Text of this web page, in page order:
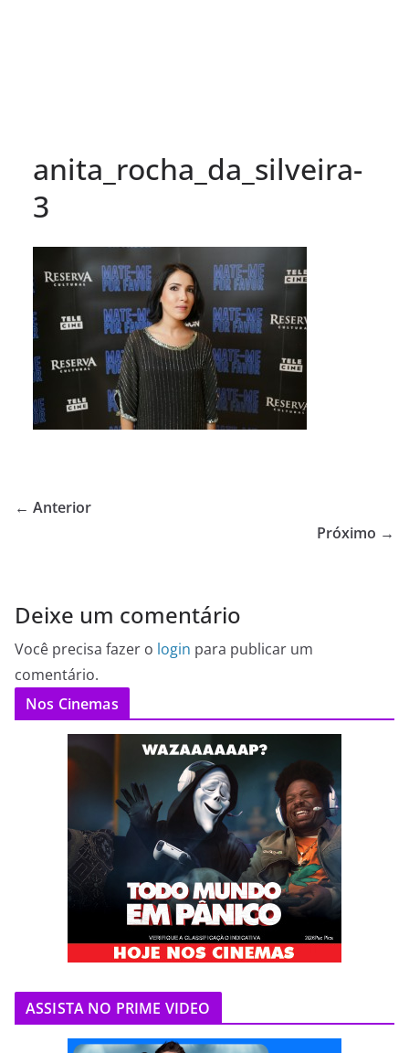
anita_rocha_da_silveira-
3
← Anterior
Próximo →
Deixe um comentário
Você precisa fazer o login para publicar um
comentário.
Nos Cinemas
ASSISTA NO PRIME VIDEO